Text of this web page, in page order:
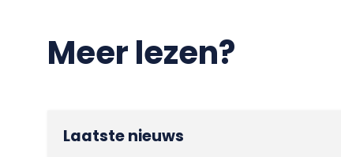
Meer lezen?
Laatste nieuws